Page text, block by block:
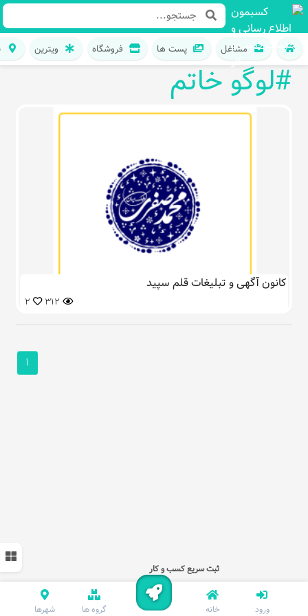
مشاغل پست ها فروشگاه ویترین
#لوگو خاتم
کانون آگهی و تبلیغات قلم سپید
312
2
1
ورود
ثبت سریع کسب و کار
شهرها گروه ها خانه